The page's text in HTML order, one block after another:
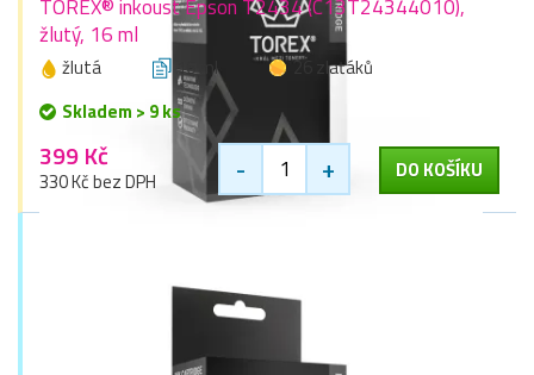
TOREX® inkoust Epson T2434 (C13T24344010),
žlutý, 16 ml
žlutá 16 ml
26 zlaťáků
Skladem > 9 ks
399 Kč
330 Kč bez DPH - + DO KOŠÍKU